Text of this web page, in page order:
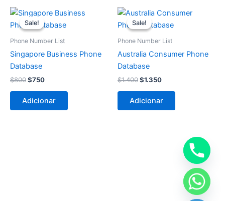
Sale!
Sale!
Phone Number List
Singapore Business Phone
Database
$800
O
preço
original
$800.
$750
O
atual
$750.
Adicionar
Sale!
Sale!
Phone Number List
Australia Consumer Phone
Database
$1.400
O
preço
original
$1.400.
$1.350
O
atual
$1.350.
Adicionar